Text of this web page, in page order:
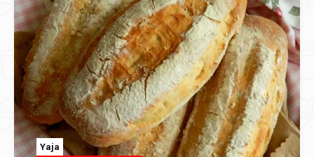
Yaja